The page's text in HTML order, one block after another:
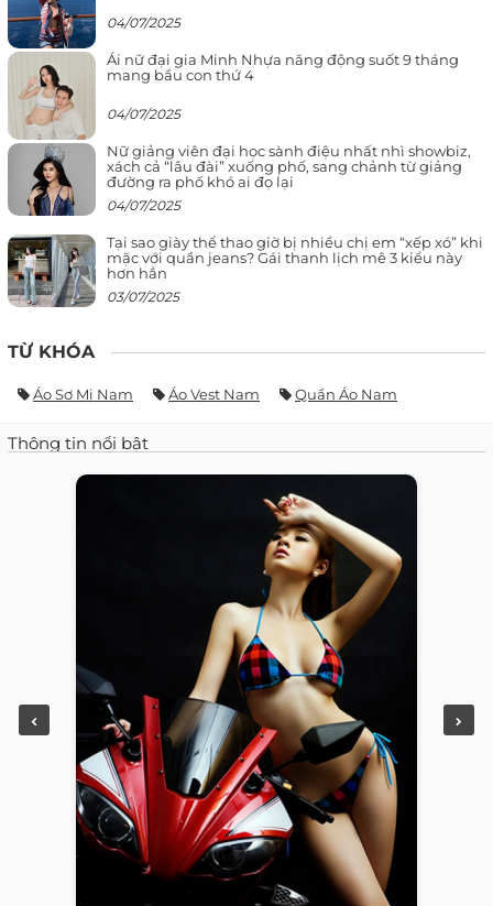
04/07/2025
Ái nữ đại gia Minh Nhựa năng động suốt 9 tháng
mang bầu con thứ 4
04/07/2025
Nữ giảng viên đại học sành điệu nhất nhì showbiz,
xách cả “lâu đài” xuống phố, sang chảnh từ giảng
đường ra phố khó ai đọ lại
04/07/2025
Tại sao giày thể thao giờ bị nhiều chị em “xếp xó” khi
mặc với quần jeans? Gái thanh lịch mê 3 kiểu này
hơn hẳn
03/07/2025
TỪ KHÓA
Áo Sơ Mi Nam Áo Vest Nam Quần Áo Nam
Thông tin nổi bật